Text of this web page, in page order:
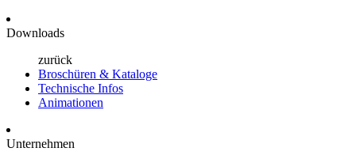
Downloads
zurück
Broschüren & Kataloge
Technische Infos
Animationen
Unternehmen